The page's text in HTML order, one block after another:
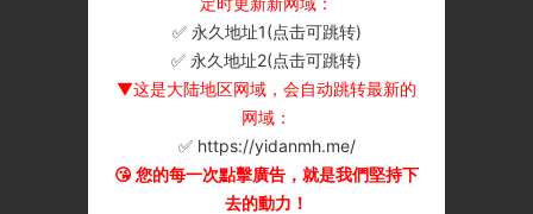
✅ 永久地址1(点击可跳转)
✅ 永久地址2(点击可跳转)
▼这是大陆地区网域，会自动跳转最新的
网域：
✅ https://yidanmh.me/
😘 您的每一次點擊廣告，就是我們堅持下
去的動力！